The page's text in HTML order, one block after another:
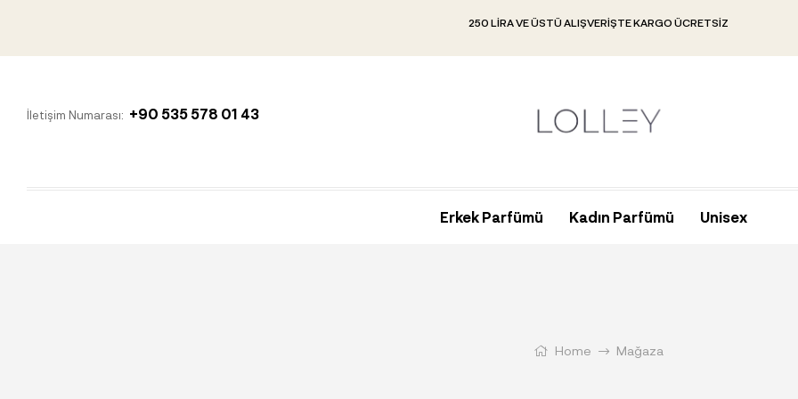
250 LIRA VE ÜSTÜ ALIŞVERIŞTE KARGO ÜCRETSIZ
İletişim Numarası: +90 535 578 01 43
Erkek Parfümü Kadın Parfümü Unisex
Home Mağaza